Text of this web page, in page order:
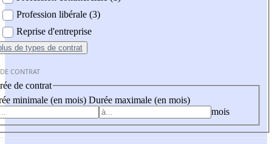
Profession libérale (3)
Reprise d'entreprise
de types de contrat
CONTRAT
de contrat
minimale (en mois) Durée maximale (en mois)
mois